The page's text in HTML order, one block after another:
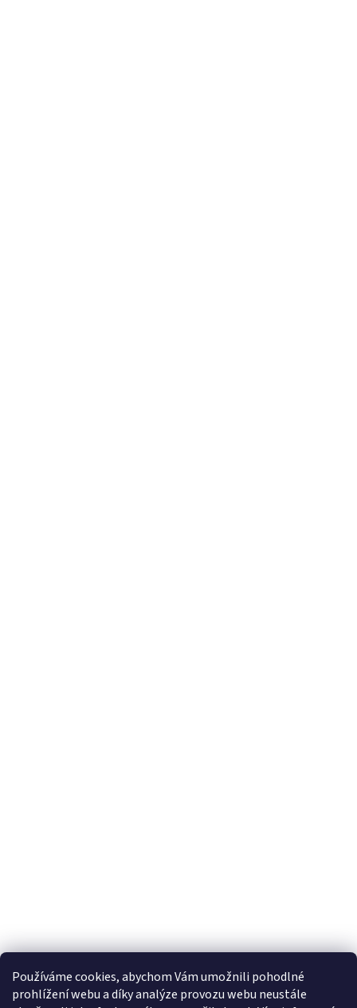
Používáme cookies, abychom Vám umožnili pohodlné
prohlížení webu a díky analýze provozu webu neustále